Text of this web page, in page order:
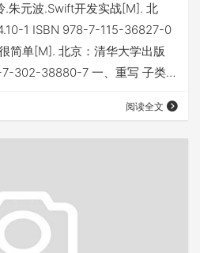
.朱元波.Swift开发实战[M]. 北
1 ISBN 978-7-115-36827-0
简单[M]. 北京：清华大学出版
302-38880-7 一、重写 子类可
这种修改方式就叫做重写。 1、
语法形式： override var 属性名:
阅读全文